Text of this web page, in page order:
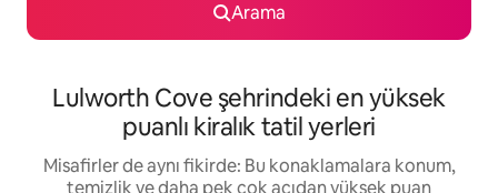
Arama
Lulworth Cove şehrindeki en yüksek
puanlı kiralık tatil yerleri
Misafirler de aynı fikirde: Bu konaklamalara konum,
temizlik ve daha pek çok açıdan yüksek puan